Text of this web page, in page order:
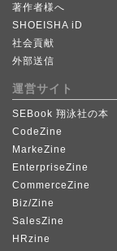
著作者様へ
SHOEISHA iD
社会貢献
外部送信
運営サイト
SEBook 翔泳社の本
CodeZine
MarkeZine
EnterpriseZine
CommerceZine
Biz/Zine
SalesZine
HRzine